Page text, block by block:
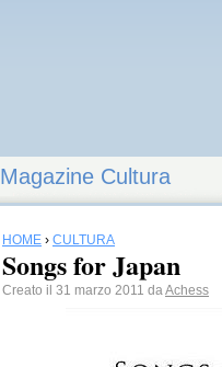
Magazine Cultura
HOME › CULTURA
Songs for Japan
Creato il 31 marzo 2011 daAchess